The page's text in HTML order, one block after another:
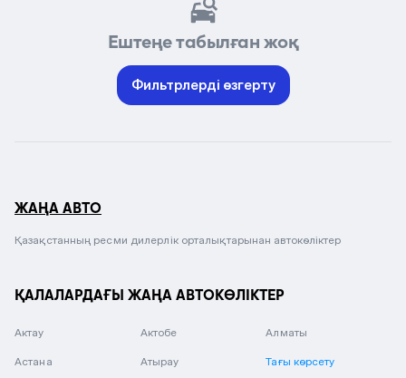
Ештеңе табылған жоқ
Фильтрлерді өзгерту
ЖАҢА АВТО
Қазақстанның ресми дилерлік орталықтарынан автокөліктер
ҚАЛАЛАРДАҒЫ ЖАҢА АВТОКӨЛІКТЕР
Актау Актобе Алматы
Астана Атырау Тағы көрсету